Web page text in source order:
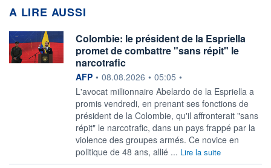
A LIRE AUSSI
Colombie: le président de la Espriella
promet de combattre "sans répit" le
narcotrafic
information fournie par
AFP • 08.08.2026 • 05:05 •
L'avocat millionnaire Abelardo de la Espriella a
promis vendredi, en prenant ses fonctions de
président de la Colombie, qu'il affronterait "sans
répit" le narcotrafic, dans un pays frappé par la
violence des groupes armés. Ce novice en
politique de 48 ans, allié ... Lire la suite